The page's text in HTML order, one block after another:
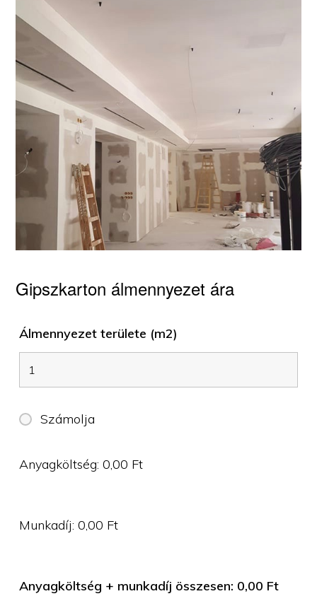
Gipszkarton álmennyezet ára
Álmennyezet területe (m2)
Számolja
Anyagköltség:0,00 Ft
Munkadíj:0,00 Ft
Anyagköltség + munkadíj összesen: 0,00 Ft